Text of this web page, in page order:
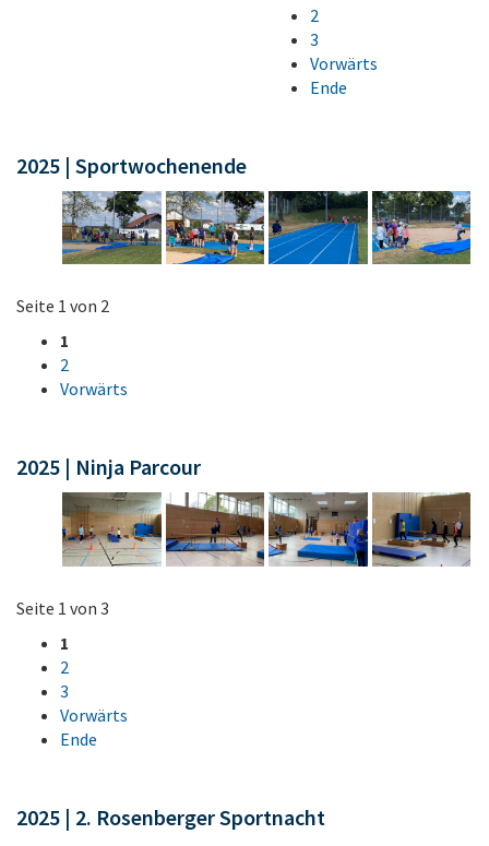
2
3
Vorwärts
Ende
2025 | Sportwochenende
Seite 1 von 2
1
2
Vorwärts
2025 | Ninja Parcour
Seite 1 von 3
1
2
3
Vorwärts
Ende
2025 | 2. Rosenberger Sportnacht